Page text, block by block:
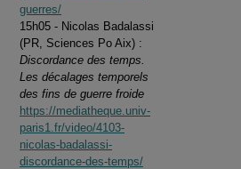
guerres/
15h05 - Nicolas Badalassi
(PR, Sciences Po Aix) :
Discordance des temps.
Les décalages temporels
des fins de guerre froide
https://mediatheque.univ-
paris1.fr/video/4103-
nicolas-badalassi-
discordance-des-temps/